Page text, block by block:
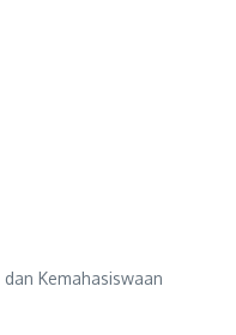
Kemahasiswaan